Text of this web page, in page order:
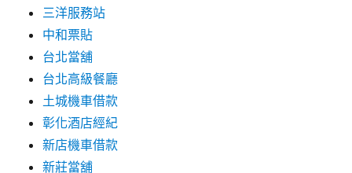
三洋服務站
中和票貼
台北當舖
台北高級餐廳
土城機車借款
彰化酒店經紀
新店機車借款
新莊當舖